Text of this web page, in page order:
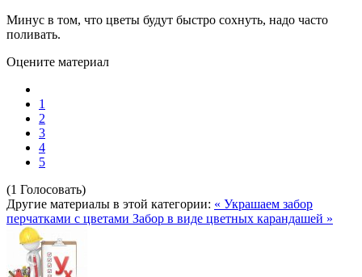
Минус в том, что цветы будут быстро сохнуть, надо часто
поливать.
Оцените материал
1
2
3
4
5
(1 Голосовать)
Другие материалы в этой категории: « Украшаем забор
перчатками с цветами Забор в виде цветных карандашей »